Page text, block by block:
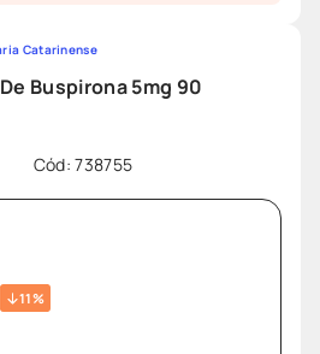
Buspirona 5mg 90
Cód:738755
Catarinense
11%